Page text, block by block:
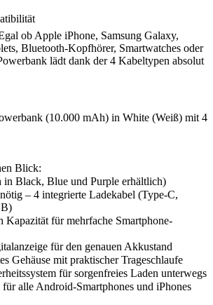
ob Apple iPhone, Samsung Galaxy,
Bluetooth-Kopfhörer, Smartwatches oder
lädt dank der 4 Kabeltypen absolut
(10.000 mAh) in White (Weiß) mit 4
Blick:
in Black, Blue und Purple erhältlich)
– 4 integrierte Ladekabel (Type-C,
für mehrfache Smartphone-
für den genauen Akkustand
Gehäuse mit praktischer Trageschlaufe
für sorgenfreies Laden unterwegs
alle Android-Smartphones und iPhones